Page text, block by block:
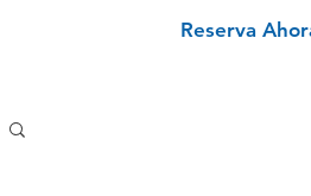
Reserva